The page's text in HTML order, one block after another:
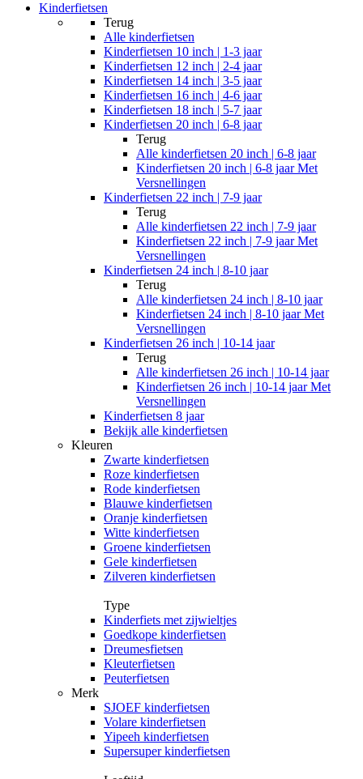
Kinderfietsen
Terug
Alle kinderfietsen
Kinderfietsen 10 inch | 1-3 jaar
Kinderfietsen 12 inch | 2-4 jaar
Kinderfietsen 14 inch | 3-5 jaar
Kinderfietsen 16 inch | 4-6 jaar
Kinderfietsen 18 inch | 5-7 jaar
Kinderfietsen 20 inch | 6-8 jaar
Terug
Alle kinderfietsen 20 inch | 6-8 jaar
Kinderfietsen 20 inch | 6-8 jaar Met
Versnellingen
Kinderfietsen 22 inch | 7-9 jaar
Terug
Alle kinderfietsen 22 inch | 7-9 jaar
Kinderfietsen 22 inch | 7-9 jaar Met
Versnellingen
Kinderfietsen 24 inch | 8-10 jaar
Terug
Alle kinderfietsen 24 inch | 8-10 jaar
Kinderfietsen 24 inch | 8-10 jaar Met
Versnellingen
Kinderfietsen 26 inch | 10-14 jaar
Terug
Alle kinderfietsen 26 inch | 10-14 jaar
Kinderfietsen 26 inch | 10-14 jaar Met
Versnellingen
Kinderfietsen 8 jaar
Bekijk alle kinderfietsen
Kleuren
Zwarte kinderfietsen
Roze kinderfietsen
Rode kinderfietsen
Blauwe kinderfietsen
Oranje kinderfietsen
Witte kinderfietsen
Groene kinderfietsen
Gele kinderfietsen
Zilveren kinderfietsen
Type
Kinderfiets met zijwieltjes
Goedkope kinderfietsen
Dreumesfietsen
Kleuterfietsen
Peuterfietsen
Merk
SJOEF kinderfietsen
Volare kinderfietsen
Yipeeh kinderfietsen
Supersuper kinderfietsen